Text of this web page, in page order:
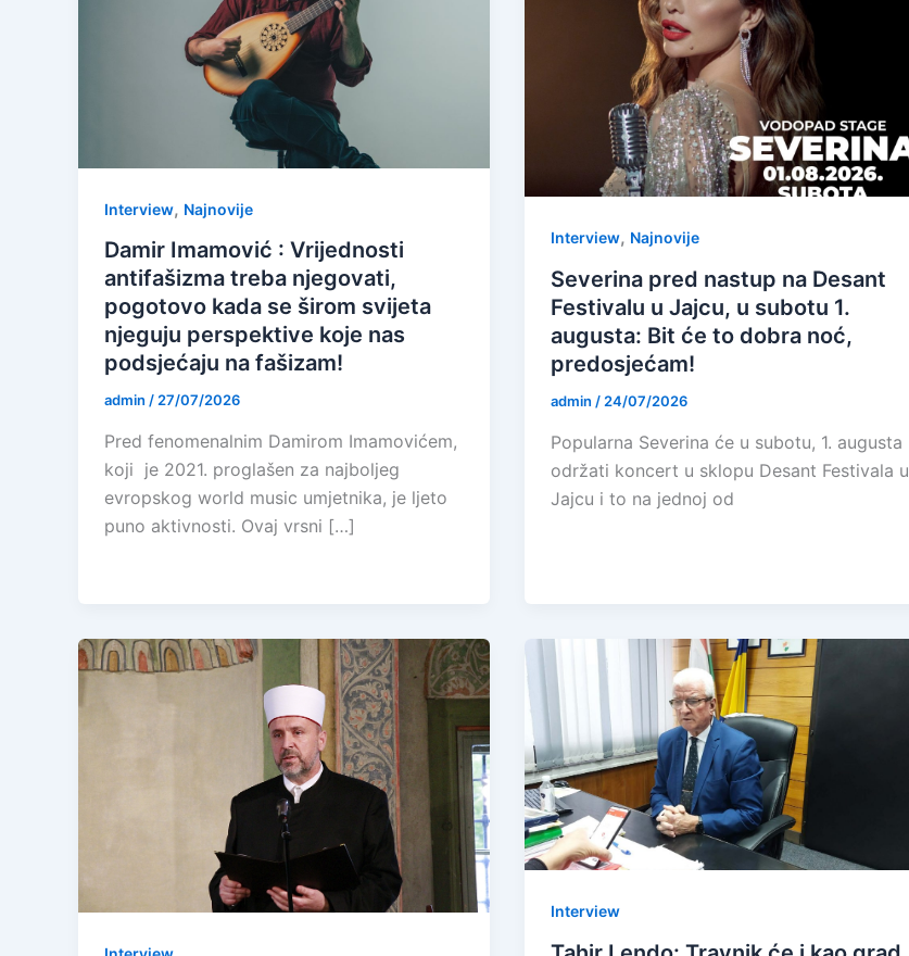
Interview, Najnovije
Damir Imamović : Vrijednosti
antifašizma treba njegovati,
pogotovo kada se širom svijeta
njeguju perspektive koje nas
podsjećaju na fašizam!
admin /27/07/2026
Pred fenomenalnim Damirom Imamovićem,
koji je 2021. proglašen za najboljeg
evropskog world music umjetnika, je ljeto
puno aktivnosti. Ovaj vrsni […]
Interview, Najnovije
Severina pred nastup na Desant
Festivalu u Jajcu, u subotu 1.
augusta: Bit će to dobra noć,
predosjećam!
admin / 24/07/2026
Popularna Severina će u subotu, 1. augusta
održati koncert u sklopu Desant Festivala u
Jajcu i to na jednoj od
Interview